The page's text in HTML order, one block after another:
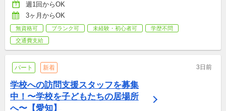
週1回からOK
3ヶ月からOK
無資格可 ブランク可 未経験・初心者可
学歴不問
交通費支給
パート 新着 3日前
学校への訪問支援スタッフを募集
中！〜学校を子どもたちの居場所
へ〜【愛知】